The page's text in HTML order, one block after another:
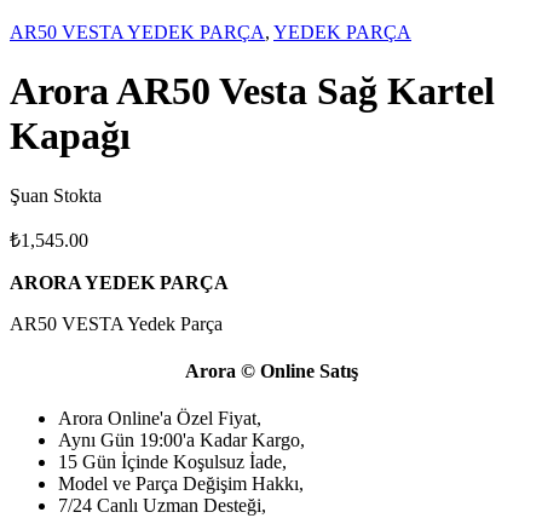
AR50 VESTA YEDEK PARÇA, YEDEK PARÇA
Arora AR50 Vesta Sağ Kartel
Kapağı
Şuan Stokta
₺1,545.00
ARORA YEDEK PARÇA
AR50 VESTA Yedek Parça
Arora © Online Satış
Arora Online'a Özel Fiyat,
Aynı Gün 19:00'a Kadar Kargo,
15 Gün İçinde Koşulsuz İade,
Model ve Parça Değişim Hakkı,
7/24 Canlı Uzman Desteği,